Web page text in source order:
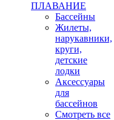
ПЛАВАНИЕ
Бассейны
Жилеты,
нарукавники,
круги,
детские
лодки
Аксессуары
для
бассейнов
Смотреть все